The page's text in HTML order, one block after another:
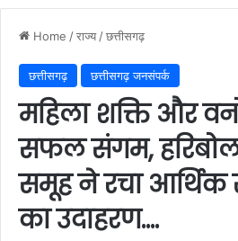
Home /राज्य /छत्तीसगढ़
छत्तीसगढ़ छत्तीसगढ़ जनसंपर्क
महिला शक्ति और
सफल संगम,
समूह ने रचा
का उदाहरण….